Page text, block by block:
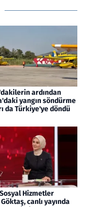
ardından
yangın söndürme
da Türkiye'ye döndü
Hizmetler
canlı yayında